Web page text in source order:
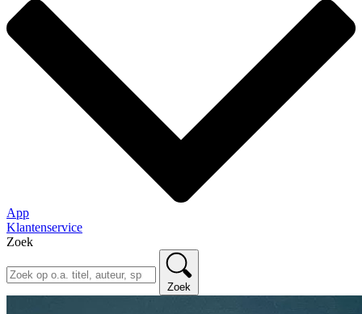
App
Klantenservice
Zoek
Zoek